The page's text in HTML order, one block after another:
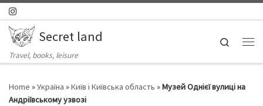
Skip to content
Secret land
Travel, books, leisure
Search
Home »Україна »Київ і Київська область »Музей Однієї вулиці на
Андріївському узвозі